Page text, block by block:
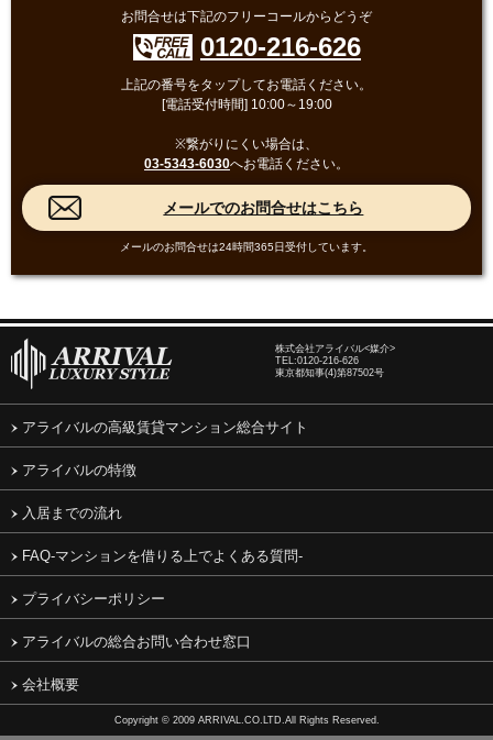
お問合せは下記のフリーコールからどうぞ
0120-216-626
上記の番号をタップしてお電話ください。
[電話受付時間] 10:00～19:00
※繋がりにくい場合は、
03-5343-6030へお電話ください。
メールのお問合せは24時間365日受付しています。
株式会社アライバル<媒介>
TEL:0120-216-626
東京都知事(4)第87502号
アライバルの高級賃貸マンション総合サイト
アライバルの特徴
入居までの流れ
FAQ-マンションを借りる上でよくある質問-
プライバシーポリシー
アライバルの総合お問い合わせ窓口
会社概要
Copyright © 2009 ARRIVAL.CO.LTD.All Rights Reserved.